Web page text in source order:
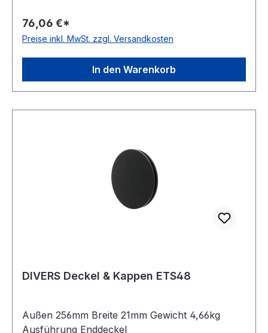
76,06 €*
Preise inkl. MwSt. zzgl. Versandkosten
In den Warenkorb
DIVERS Deckel & Kappen ETS48
Außen 256mm Breite 21mm Gewicht 4,66kg
Ausführung Enddeckel